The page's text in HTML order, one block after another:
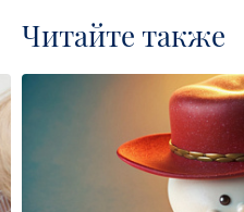
Читайте также